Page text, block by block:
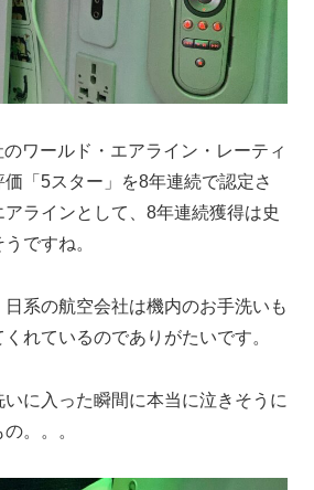
ワールド・エアライン・レーティ
「5スター」を8年連続で認定さ
ラインとして、8年連続獲得は史
ですね。
系の航空会社は機内のお手洗いも
れているのでありがたいです。
に入った瞬間に本当に泣きそうに
。。。